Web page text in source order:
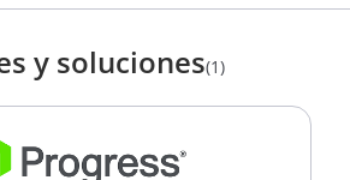
y soluciones(1)